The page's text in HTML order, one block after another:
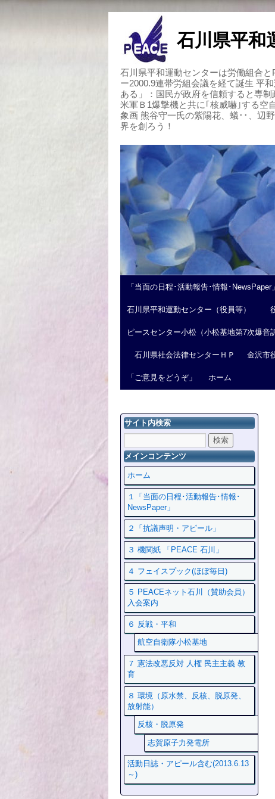
石川県平和
石川県平和運動センターは労働組合
ー2000.9連帯労組会議を経て誕生 平
ある」：国民が政府を信頼すると専
米軍Ｂ1爆撃機と共に｢核威嚇｣する空
象画 熊谷守一氏の紫陽花、蟻･･、辺
界を創ろう！
「当面の日程･活動報告･情報･NewsPaper」
石川県平和運動センター（役員等）
ピースセンター小松（小松基地第7次爆音
石川県社会法律センターＨＰ 金沢市
「ご意見をどうぞ」 ホーム
サイト内検索
メインコンテンツ
ホーム
１「当面の日程･活動報告･情報･
NewsPaper」
２「抗議声明・アピール」
３ 機関紙 「PEACE 石川」
４ フェイスプック(ほぼ毎日)
５ PEACEネット石川（賛助会員）
入会案内
６ 反戦・平和
航空自衛隊小松基地
７ 憲法改悪反対 人権 民主主義 教
育
８ 環境（原水禁、反核、脱原発、
放射能）
反核・脱原発
志賀原子力発電所
活動日誌・アピール含む(2013.6.13
～)